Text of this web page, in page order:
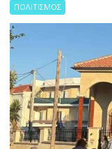
ΠΟΛΙΤΙΣΜΟΣ